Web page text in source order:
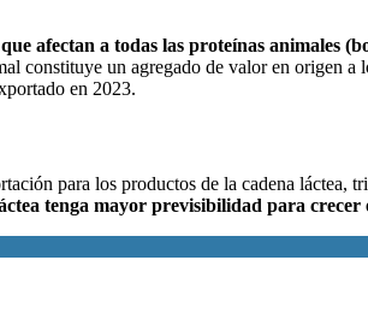
afectan a todas las proteínas animales
constituye un agregado de valor en origen
en 2023.
para los productos de la cadena láctea,
tenga mayor previsibilidad para